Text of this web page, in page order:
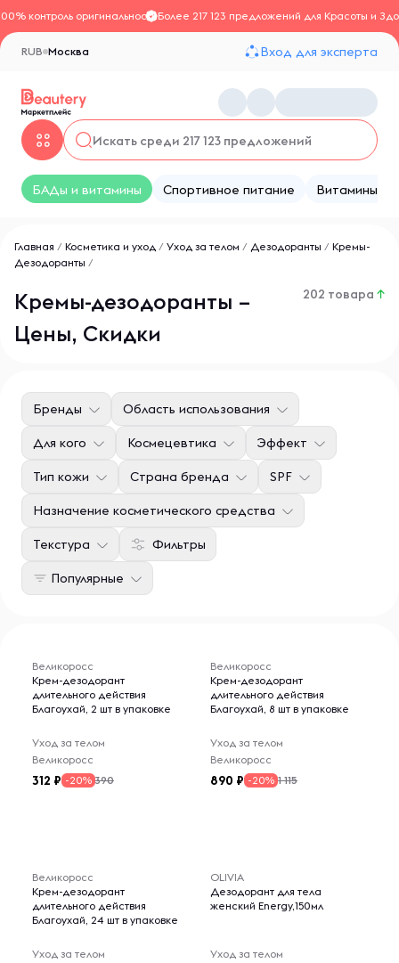
контроль оригинальностиБолее 217 123 предложений для Красоты и
Москва
RUB Вход для эксперта
БАДы и витамины Спортивное питание Витамины
Главная / Косметика и уход / Уход за телом / Дезодоранты / Кремы-
Дезодоранты /
Кремы-дезодоранты –
Цены, Скидки
202 товара ↑
Фильтры
Бренды Область использования
Для кого Космецевтика Эффект
Тип кожи Страна бренда SPF
Назначение косметического средства
Текстура
Популярные
Великоросс
Крем-дезодорант
длительного действия
Благоухай, 2 шт в упаковке
Уход за телом
Великоросс
312 -20% 390
Великоросс
Крем-дезодорант
длительного действия
Благоухай, 8 шт в упаковке
Уход за телом
Великоросс
890 -20% 1 115
Великоросс
Крем-дезодорант
длительного действия
Благоухай, 24 шт в упаковке
Уход за телом
OLIVIA
Дезодорант для тела
женский Energy,150мл
Уход за телом